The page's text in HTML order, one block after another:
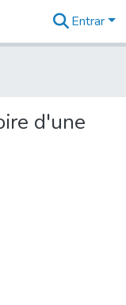
Entrar
d'une